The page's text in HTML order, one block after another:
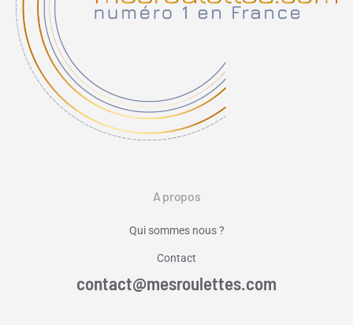
A propos
Qui sommes nous ?
Contact
contact@mesroulettes.com